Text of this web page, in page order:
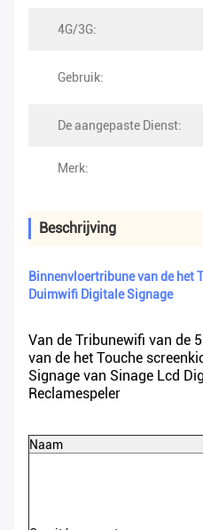
4G/3G:
Gebruik:
De aangepaste Dienst:
Merk:
Beschrijving
Binnenvloertribune van de het
Duimwifi Digitale Signage
Van de Tribunewifi van de
van de het Touche
Signage van Sinage Lcd
Reclamespeler
Naam